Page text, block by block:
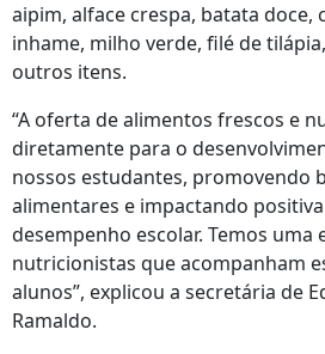
aipim, alface crespa, batata doce,
inhame, milho verde, filé de
outros itens.
“A oferta de alimentos frescos e
diretamente para o
nossos estudantes, promovendo
alimentares e impactando
desempenho escolar. Temos uma
nutricionistas que acompanham
alunos”, explicou a secretária de
Ramaldo.